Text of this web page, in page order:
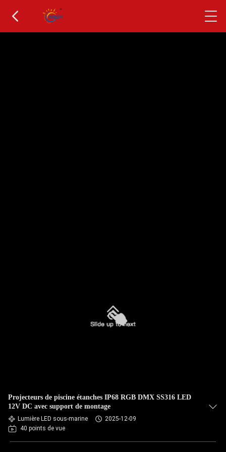
Projecteurs de piscine étanches IP68 RGB DMX SS316 LED
12V DC avec support de montage
Lumière LED sous-marine
2025-12-09
40 points de vue